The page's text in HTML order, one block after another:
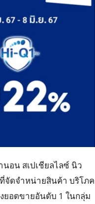
นอน สเปเชียลไลซ์ นิว
จัดจำหน่ายสินค้า บริโภค
ยอดขายอันดับ 1 ในกลุ่ม